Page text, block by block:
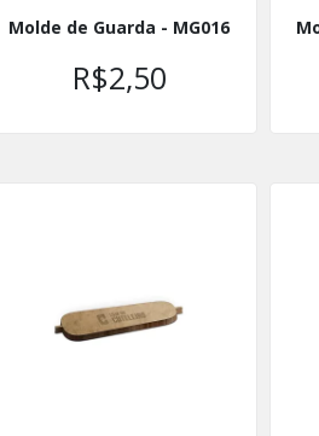
Molde de Guarda - MG016
R$2,50